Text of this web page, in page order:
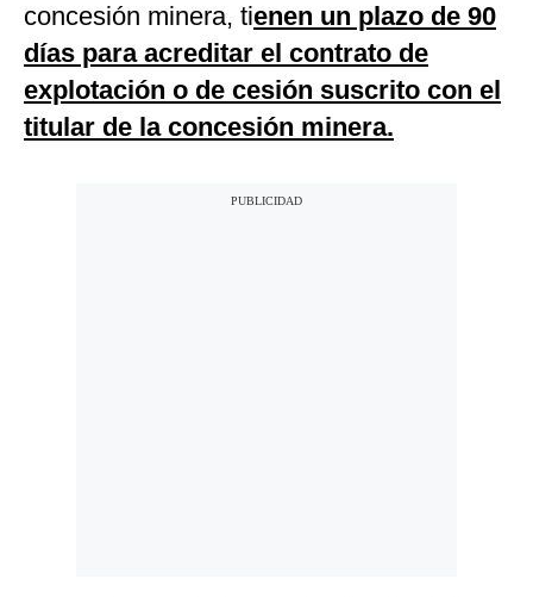
concesión minera, tienen un plazo de 90
días para acreditar el contrato de
explotación o de cesión suscrito con el
titular de la concesión minera.